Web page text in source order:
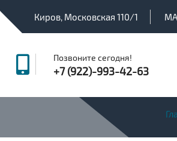
Киров, Московская 110/1
Позвоните сегодня!
+7 (922)-993-42-63